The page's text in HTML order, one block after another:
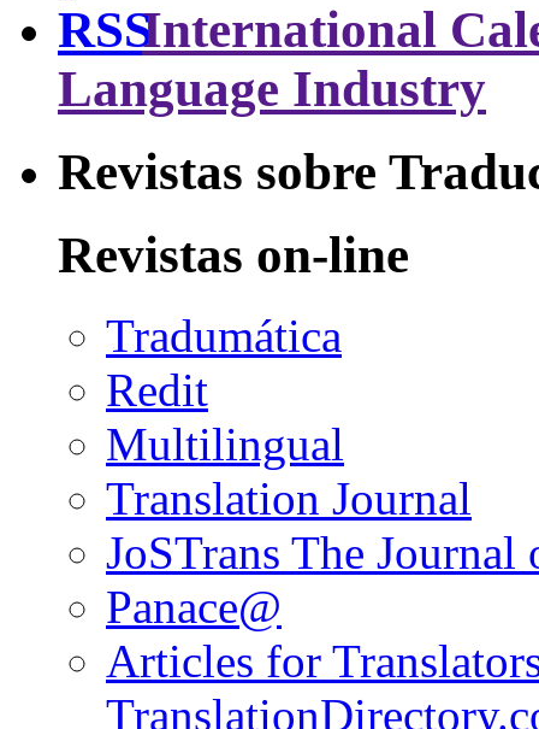
International
Language Industry
Revistas sobre
Revistas on-line
Tradumática
Redit
Multilingual
Translation Journal
JoSTrans The
Panace@
Articles for